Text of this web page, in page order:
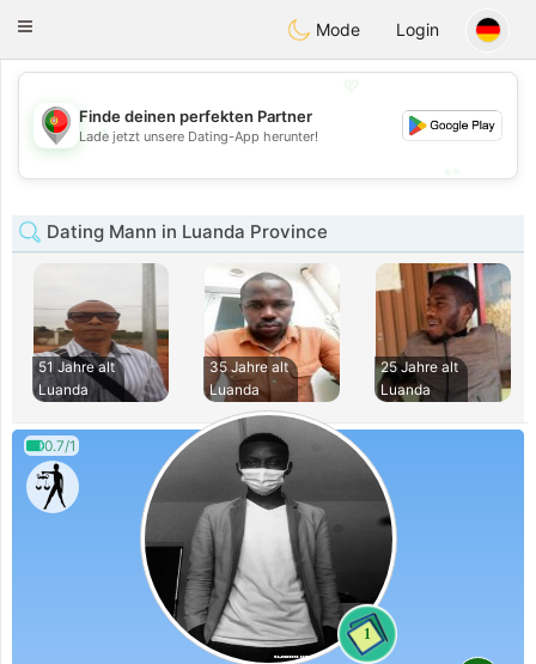
Portugues
Toggle
Mode Login
💖
💕
Finde deinen perfekten Partner
Lade jetzt unsere Dating-App herunter!
Dating Mann in Luanda Province
51 Jahre alt
Luanda
35 Jahre alt
Luanda
25 Jahre alt
Luanda
0.7/1
1